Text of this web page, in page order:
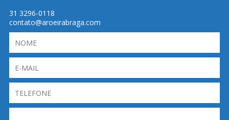
31 3296-0118
contato@aroeirabraga.com